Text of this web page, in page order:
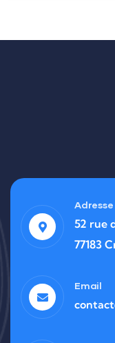
Adresse
52 rue
77183
Email